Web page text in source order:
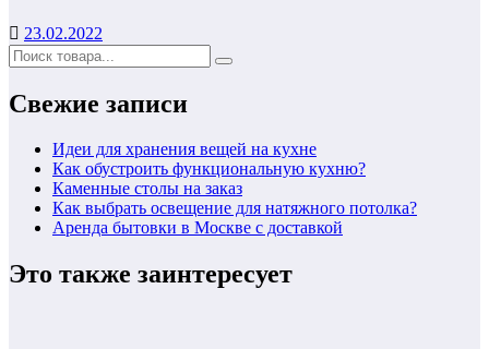
23.02.2022
Свежие записи
Идеи для хранения вещей на кухне
Как обустроить функциональную кухню?
Каменные столы на заказ
Как выбрать освещение для натяжного потолка?
Аренда бытовки в Москве с доставкой
Это также заинтересует